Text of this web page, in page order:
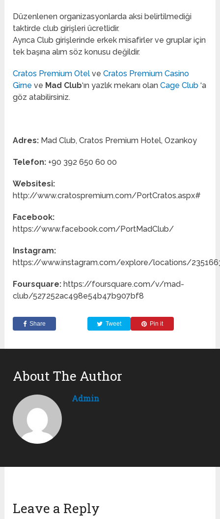
Düzenlenen organizasyonlarda aksi belirtilmediği
taktirde club girişleri ücretlidir.
Ayrıca Club girişlerinde erkek misafirler ve gruplar için
tek başına alım söz konusu değildir.
Cratos Premium Otel veCratos Premium Casino
Girne ve Mad Club‘ın yazlık mekanı olanCage Club ‘a
göz atabilirsiniz.
Adres: Mad Club, Cratos Premium Hotel, Ozankoy
Telefon: +90 392 650 60 00
Websitesi:
http://www.cratospremium.com/PortCratos.aspx#
Facebook:
https://www.facebook.com/PortMadClub/
Instagram:
https://www.instagram.com/explore/locations/
Foursquare: https://foursquare.com/v/mad-
club/527252ac498e54b47b907bf8
Share Tweet Pin it
About The Author
Admin
Leave a Reply